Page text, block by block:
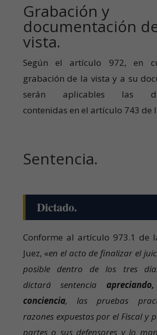
Grabación y
documentación
vista.
Según el artículo 972, en
grabación de la vista y a su
serán aplicables las
contenidas en el artículo 743 de
Sentencia.
Dictado.
Conforme al artículo 973.1 de
Juez, «en el acto de finalizar el
posible dentro de los tres
dictará sentencia
conciencia, las pruebas
razones expuestas por el Fiscal y
partes o sus defensores y lo